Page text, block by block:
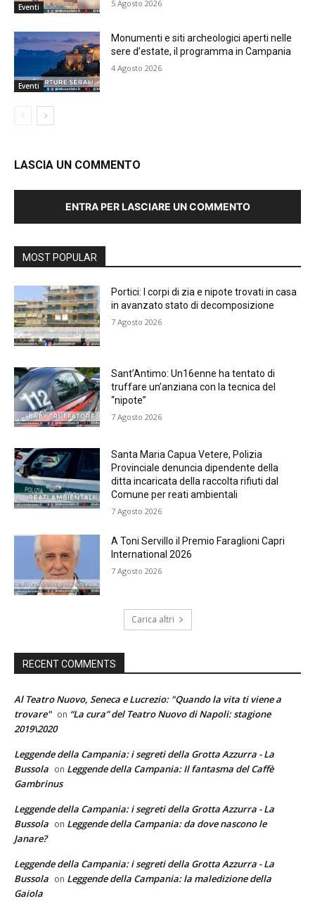
Eventi 5 Agosto 2026
Eventi
Monumenti e siti archeologici aperti nelle
sere d’estate, il programma in Campania
4 Agosto 2026
LASCIA UN COMMENTO
ENTRA PER LASCIARE UN COMMENTO
MOST POPULAR
Portici: I corpi di zia e nipote trovati in casa
in avanzato stato di decomposizione
7 Agosto 2026
Sant’Antimo: Un16enne ha tentato di
truffare un’anziana con la tecnica del
“nipote”
7 Agosto 2026
Santa Maria Capua Vetere, Polizia
Provinciale denuncia dipendente della
ditta incaricata della raccolta rifiuti dal
Comune per reati ambientali
7 Agosto 2026
A Toni Servillo il Premio Faraglioni Capri
International 2026
7 Agosto 2026
Carica altri
RECENT COMMENTS
Al Teatro Nuovo, Seneca e Lucrezio: "Quando la vita ti viene a
trovare" on “La cura” del Teatro Nuovo di Napoli: stagione
2019\2020
Leggende della Campania: i segreti della Grotta Azzurra - La
Bussola on Leggende della Campania: Il fantasma del Caffè
Gambrinus
Leggende della Campania: i segreti della Grotta Azzurra - La
Bussola on Leggende della Campania: da dove nascono le
Janare?
Leggende della Campania: i segreti della Grotta Azzurra - La
Bussola on Leggende della Campania: la maledizione della
Gaiola